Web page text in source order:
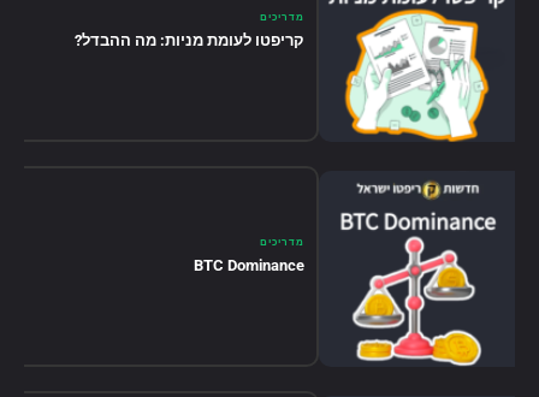
מדריכים
קריפטו לעומת מניות: מה ההבדל?
מדריכים
BTC Dominance